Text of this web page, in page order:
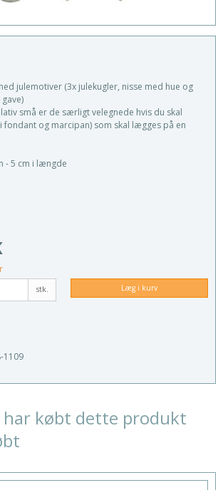
julemotiver (3x julekugler, nisse med hue og
små er de særligt velegnede hvis du skal
fondant og marcipan) som skal lægges på en
- 5 cm i længde
stk. Læg i kurv
1109
har købt dette produkt